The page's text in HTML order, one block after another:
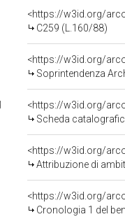
<https://w3id.org/
C259 (L.160/88)
<https://w3id.org/
Soprintendenza
<https://w3id.org/
Scheda
<https://w3id.org/
Attribuzione di
<https://w3id.org/
Cronologia 1 del